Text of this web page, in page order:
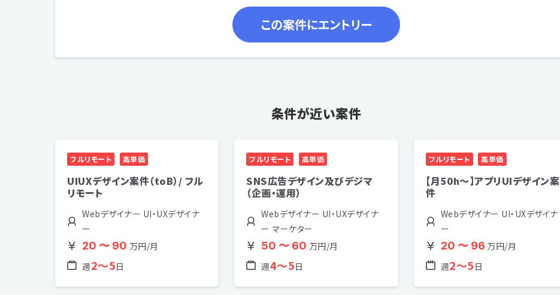
条件が近い案件
フルリモート 高単価
UIUXデザイン案件（toB）/ フル
リモート
Webデザイナー UI・UXデザイナ
ー
20 〜 90 万円/月
週2〜5日
フルリモート 高単価
SNS広告デザイン及びデジマ
（企画・運用）
Webデザイナー UI・UXデザイナ
ー マーケター
50 〜 60 万円/月
週4〜5日
フルリモート 高単価
【月50h〜】アプリUIデザイン案
件
Webデザイナー UI・UXデザイナ
ー
20 〜 96 万円/月
週2〜5 日